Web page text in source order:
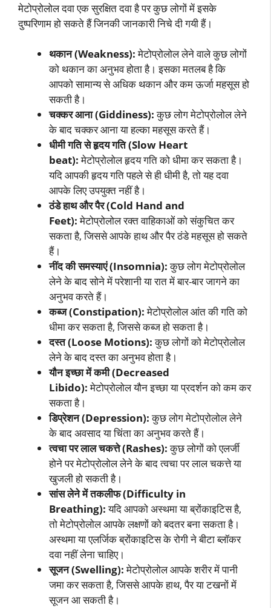
मेटोप्रोलोल दवा एक सुरक्षित दवा है पर कुछ लोगों में इसके
दुष्परिणाम हो सकते हैं जिनकी जानकारी निचे दी गयी हैं।
थकान (Weakness):मेटोप्रोलोल लेने वाले कुछ लोगों
को थकान का अनुभव होता है। इसका मतलब है कि
आपको सामान्य से अधिक थकान और कम ऊर्जा महसूस हो
सकती है।
चक्कर आना (Giddiness):कुछ लोग मेटोप्रोलोल लेने
के बाद चक्कर आना या हल्का महसूस करते हैं।
धीमी गति से हृदय गति (Slow Heart
beat):मेटोप्रोलोल हृदय गति को धीमा कर सकता है।
यदि आपकी हृदय गति पहले से ही धीमी है, तो यह दवा
आपके लिए उपयुक्त नहीं है।
ठंडे हाथ और पैर (Cold Hand and
Feet):मेटोप्रोलोल रक्त वाहिकाओं को संकुचित कर
सकता है, जिससे आपके हाथ और पैर ठंडे महसूस हो सकते
हैं।
नींद की समस्याएं (Insomnia):कुछ लोग मेटोप्रोलोल
लेने के बाद सोने में परेशानी या रात में बार-बार जागने का
अनुभव करते हैं।
कब्ज (Constipation):मेटोप्रोलोल आंत की गति को
धीमा कर सकता है, जिससे कब्ज हो सकता है।
दस्त (Loose Motions):कुछ लोगों को मेटोप्रोलोल
लेने के बाद दस्त का अनुभव होता है।
यौन इच्छा में कमी (Decreased
Libido):मेटोप्रोलोल यौन इच्छा या प्रदर्शन को कम कर
सकता है।
डिप्रेशन (Depression):कुछ लोग मेटोप्रोलोल लेने
के बाद अवसाद या चिंता का अनुभव करते हैं।
त्वचा पर लाल चकत्ते (Rashes):कुछ लोगों को एलर्जी
होने पर मेटोप्रोलोल लेने के बाद त्वचा पर लाल चकत्ते या
खुजली हो सकती है।
सांस लेने में तकलीफ (Difficulty in
Breathing):यदि आपको अस्थमा या ब्रोंकाइटिस है,
तो मेटोप्रोलोल आपके लक्षणों को बदतर बना सकता है।
अस्थमा या एलर्जिक ब्रोंकाइटिस के रोगी ने बीटा ब्लॉकर
दवा नहीं लेना चाहिए।
सूजन (Swelling):मेटोप्रोलोल आपके शरीर में पानी
जमा कर सकता है, जिससे आपके हाथ, पैर या टखनों में
सूजन आ सकती है।